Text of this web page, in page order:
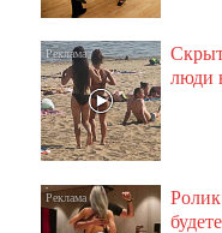
люди